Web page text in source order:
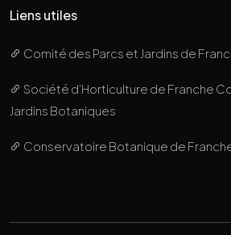
Liens utiles
Comité des Parcs et Jardins de
Société d’Horticulture de Franche
Jardins Botaniques
Conservatoire Botanique de